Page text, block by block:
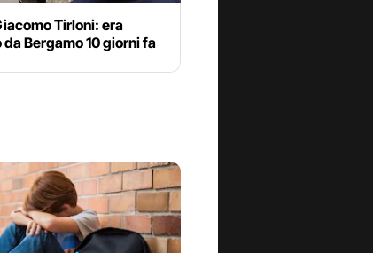
Tirloni: era
Bergamo 10 giorni fa